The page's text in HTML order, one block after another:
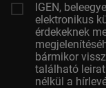
IGEN,
elektronikus
érdekeknek
bármikor
található
nélkül a